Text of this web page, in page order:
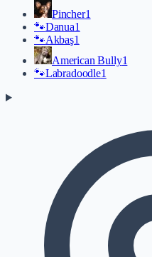
Pincher1
🐾Danua1
🐾Akbaş1
American Bully1
🐾Labradoodle1